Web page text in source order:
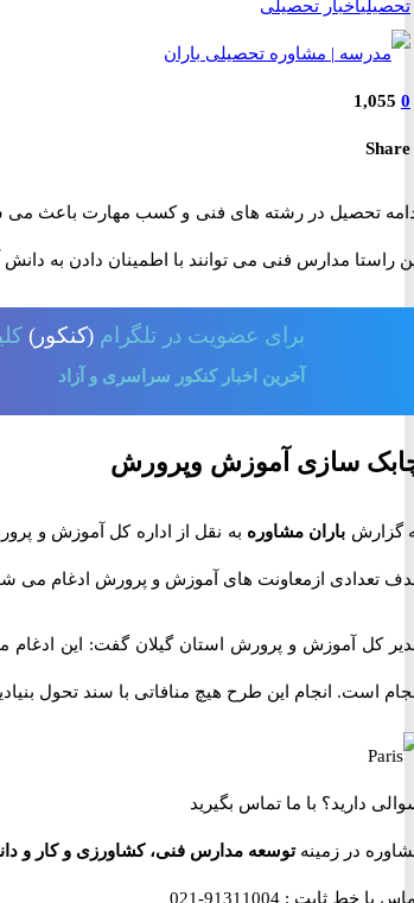
تحصیلیاخبار تحصیلی
0
1,055
Share
تحصیل در رشته های فنی و کسب مهارت باعث می
راستا مدارس فنی می توانند با اطمینان دادن به
برای عضویت در تلگرام (کنکور)
آخرین اخبار کنکور سراسری و آزاد
سازی آموزش وپرورش
گزارش باران مشاوره به نقل از اداره کل آموزش و
تعدادی ازمعاونت های آموزش و پرورش ادغام می
کل آموزش و پرورش استان گیلان گفت: این
است. انجام این طرح هیچ منافاتی با سند تحول
دارید؟ با ما تماس بگیرید
در زمینهتوسعه مدارس فنی، کشاورزی و کار و
با خط ثابت : 91311004-021